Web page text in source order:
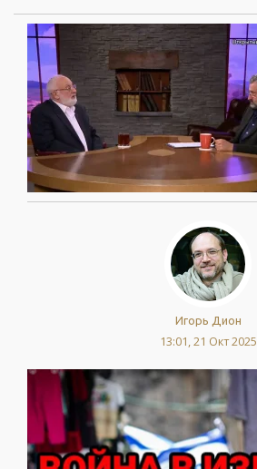
Игорь Дион
13:01, 21 Окт 2025